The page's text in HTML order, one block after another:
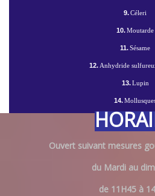
9.Céleri
10.Moutarde
11.Sésame
12.Anhydride
13.Lupin
14.
Ouvert suivant mesures
du Mardi au
de 11H45 à